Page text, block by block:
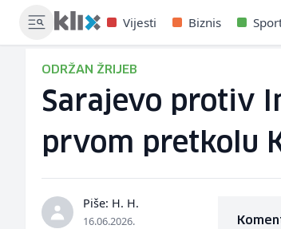
Vijesti Biznis
ODRŽAN ŽRIJEB
Sarajevo protiv
prvom pretkolu
Piše: H. H.
16.06.2026.